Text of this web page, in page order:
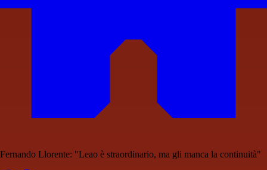
Fernando Llorente: "Leao è straordinario, ma gli manca la continuità"